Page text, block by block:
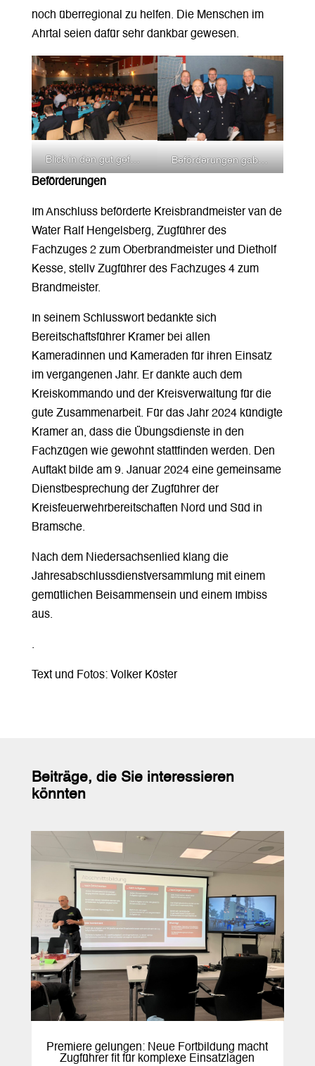
noch überregional zu helfen. Die Menschen im
Ahrtal seien dafür sehr dankbar gewesen.
Blick in den gut gefüllte Wimmer Mehrzweckhalle. Beförderungen gab es für Ralf Hengelsberg (2.v.l.) und Dietholf Keese (4v.l.) Hintere Reihe v.l. stv. Bereitschaftsführer Holger Wilke, Bereitschaftsführer Till Kramer und Kreisbrandmeister Cornelis van de Water.
Beförderungen
Im Anschluss beförderte Kreisbrandmeister van de
Water Ralf Hengelsberg, Zugführer des
Fachzuges 2 zum Oberbrandmeister und Dietholf
Kesse, stellv Zugführer des Fachzuges 4 zum
Brandmeister.
In seinem Schlusswort bedankte sich
Bereitschaftsführer Kramer bei allen
Kameradinnen und Kameraden für ihren Einsatz
im vergangenen Jahr. Er dankte auch dem
Kreiskommando und der Kreisverwaltung für die
gute Zusammenarbeit. Für das Jahr 2024 kündigte
Kramer an, dass die Übungsdienste in den
Fachzügen wie gewohnt stattfinden werden. Den
Auftakt bilde am 9. Januar 2024 eine gemeinsame
Dienstbesprechung der Zugführer der
Kreisfeuerwehrbereitschaften Nord und Süd in
Bramsche.
Nach dem Niedersachsenlied klang die
Jahresabschlussdienstversammlung mit einem
gemütlichen Beisammensein und einem Imbiss
aus.
.
Text und Fotos: Volker Köster
Beiträge, die Sie interessieren
könnten
Premiere gelungen: Neue Fortbildung macht
Zugführer fit für komplexe Einsatzlagen